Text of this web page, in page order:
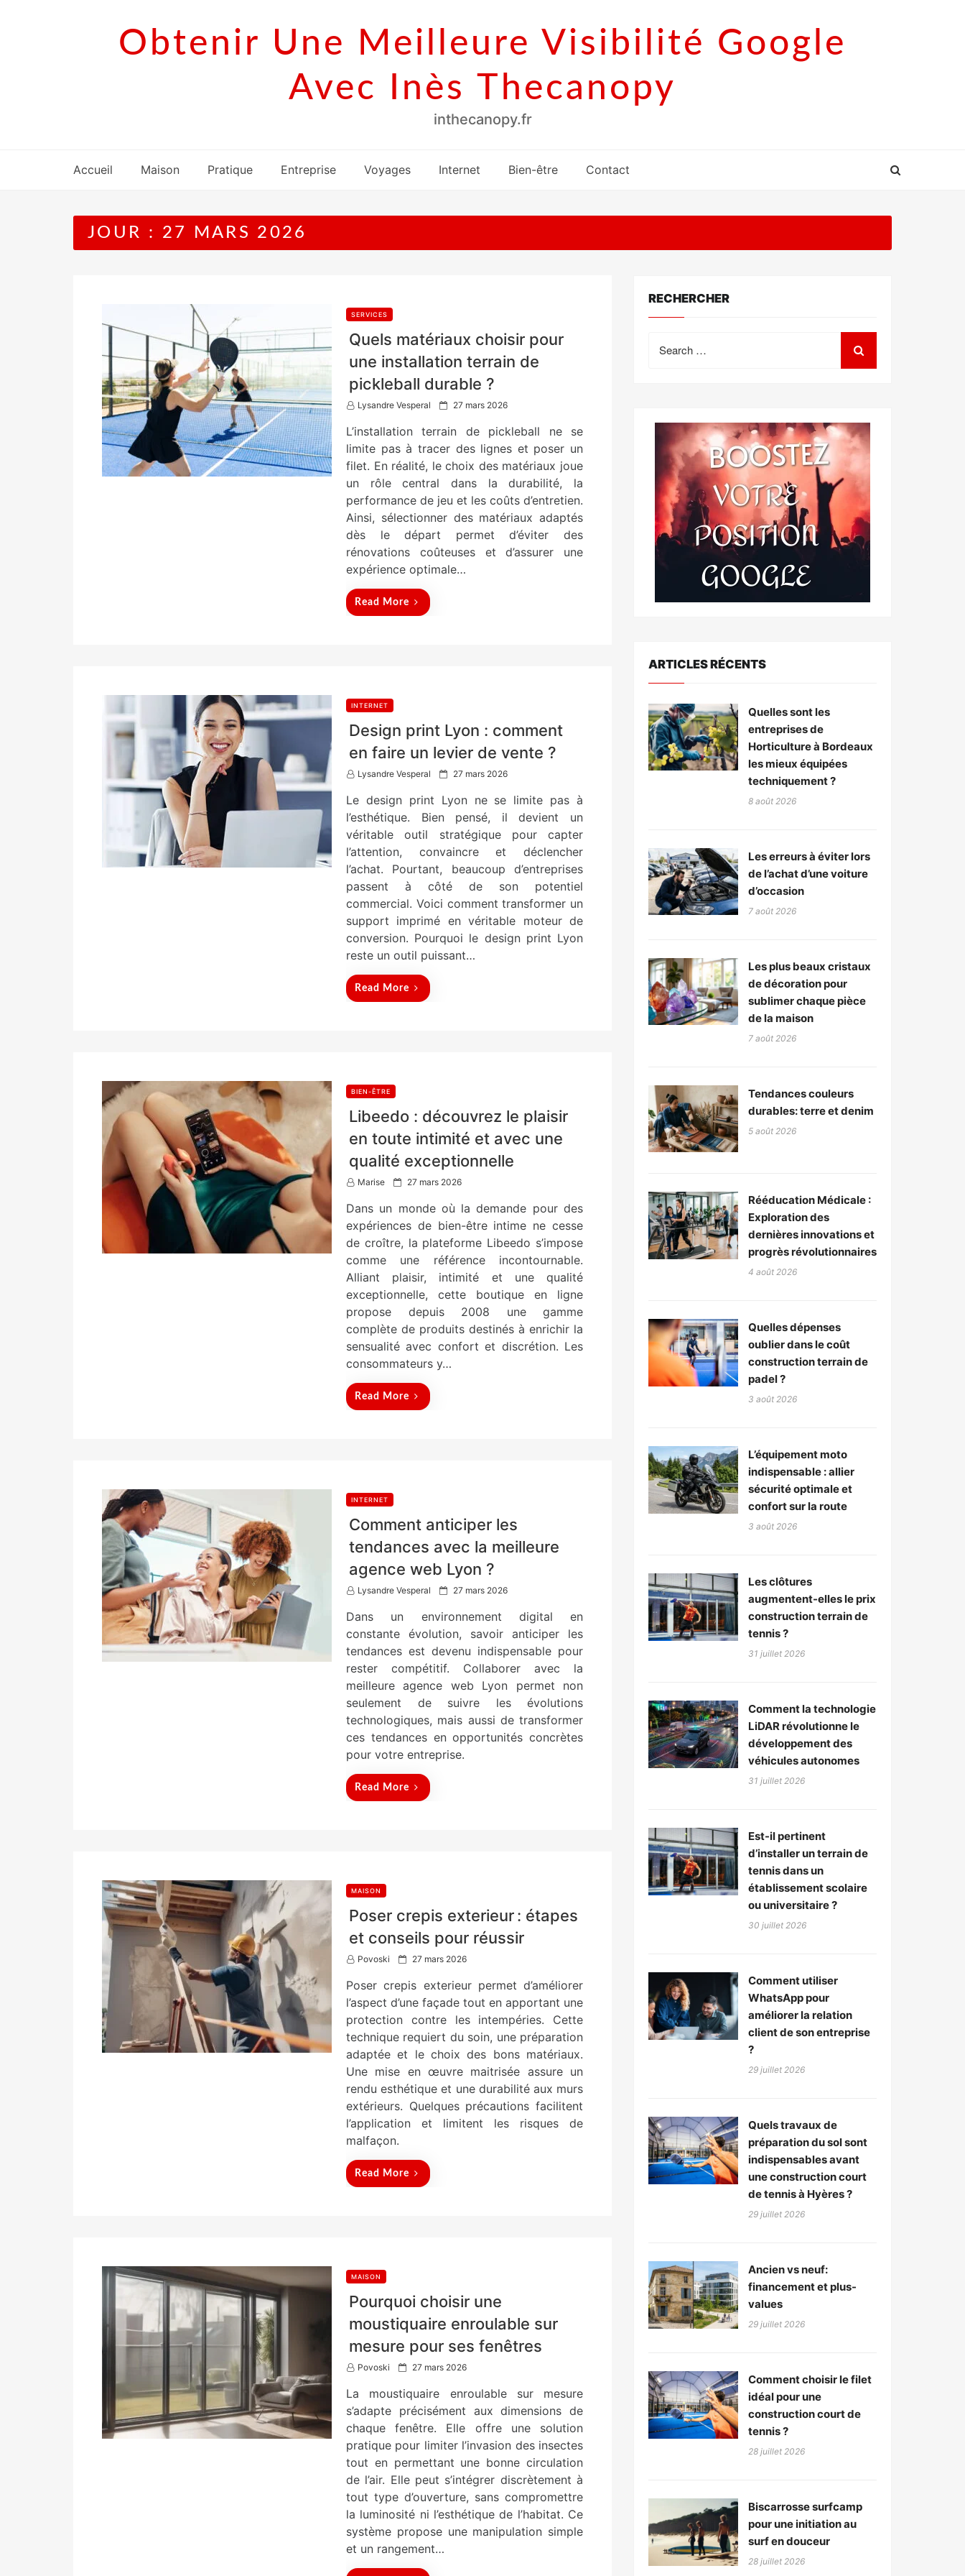
Obtenir Une Meilleure Visibilité Google
Avec Inès Thecanopy
inthecanopy.fr
Accueil Maison Pratique Entreprise Voyages Internet Bien-être Contact
JOUR : 27 MARS 2026
SERVICES
Quels matériaux choisir pour
une installation terrain de
pickleball durable ?
Lysandre Vesperal
P
s
e
d
o
27 mars 2026
L’installation terrain de pickleball ne se
limite pas à tracer des lignes et poser un
filet. En réalité, le choix des matériaux joue
un rôle central dans la durabilité, la
performance de jeu et les coûts d’entretien.
Ainsi, sélectionner des matériaux adaptés
dès le départ permet d’éviter des
rénovations coûteuses et d’assurer une
expérience optimale…
Read More
INTERNET
Design print Lyon : comment
en faire un levier de vente ?
Lysandre Vesperal
P
s
d
o
27 mars 2026
Le design print Lyon ne se limite pas à
l’esthétique. Bien pensé, il devient un
véritable outil stratégique pour capter
l’attention, convaincre et déclencher
l’achat. Pourtant, beaucoup d’entreprises
passent à côté de son potentiel
commercial. Voici comment transformer un
support imprimé en véritable moteur de
conversion. Pourquoi le design print Lyon
reste un outil puissant…
Read More
BIEN-ÊTRE
Libeedo : découvrez le plaisir
en toute intimité et avec une
qualité exceptionnelle
Marise
P
s
e
d
o
n
27 mars 2026
Dans un monde où la demande pour des
expériences de bien-être intime ne cesse
de croître, la plateforme Libeedo s’impose
comme une référence incontournable.
Alliant plaisir, intimité et une qualité
exceptionnelle, cette boutique en ligne
propose depuis 2008 une gamme
complète de produits destinés à enrichir la
sensualité avec confort et discrétion. Les
consommateurs y…
Read More
INTERNET
Comment anticiper les
tendances avec la meilleure
agence web Lyon ?
Lysandre Vesperal
P
s
e
d
o
27 mars 2026
Dans un environnement digital en
constante évolution, savoir anticiper les
tendances est devenu indispensable pour
rester compétitif. Collaborer avec la
meilleure agence web Lyon permet non
seulement de suivre les évolutions
technologiques, mais aussi de transformer
ces tendances en opportunités concrètes
pour votre entreprise.
Read More
MAISON
Poser crepis exterieur : étapes
et conseils pour réussir
Povoski
P
s
e
o
n
27 mars 2026
Poser crepis exterieur permet d’améliorer
l’aspect d’une façade tout en apportant une
protection contre les intempéries. Cette
technique requiert du soin, une préparation
adaptée et le choix des bons matériaux.
Une mise en œuvre maitrisée assure un
rendu esthétique et une durabilité aux murs
extérieurs. Quelques précautions facilitent
l’application et limitent les risques de
malfaçon.
Read More
MAISON
Pourquoi choisir une
moustiquaire enroulable sur
mesure pour ses fenêtres
Povoski
P
s
e
d
o
27 mars 2026
La moustiquaire enroulable sur mesure
s’adapte précisément aux dimensions de
chaque fenêtre. Elle offre une solution
pratique pour limiter l’invasion des insectes
tout en permettant une bonne circulation
de l’air. Elle peut s’intégrer discrètement à
tout type d’ouverture, sans compromettre
la luminosité ni l’esthétique de l’habitat. Ce
système propose une manipulation simple
et un rangement…
RECHERCHER
for:
ARTICLES RÉCENTS
Quelles sont les
entreprises de
Horticulture à Bordeaux
les mieux équipées
techniquement ?
8 août 2026
Les erreurs à éviter lors
de l’achat d’une voiture
d’occasion
7 août 2026
Les plus beaux cristaux
de décoration pour
sublimer chaque pièce
de la maison
7 août 2026
Tendances couleurs
durables: terre et denim
5 août 2026
Rééducation Médicale :
Exploration des
dernières innovations et
progrès révolutionnaires
4 août 2026
Quelles dépenses
oublier dans le coût
construction terrain de
padel ?
3 août 2026
L’équipement moto
indispensable : allier
sécurité optimale et
confort sur la route
3 août 2026
Les clôtures
augmentent-elles le prix
construction terrain de
tennis ?
31 juillet 2026
Comment la technologie
LiDAR révolutionne le
développement des
véhicules autonomes
31 juillet 2026
Est-il pertinent
d’installer un terrain de
tennis dans un
établissement scolaire
ou universitaire ?
30 juillet 2026
Comment utiliser
WhatsApp pour
améliorer la relation
client de son entreprise
?
29 juillet 2026
Quels travaux de
préparation du sol sont
indispensables avant
une construction court
de tennis à Hyères ?
29 juillet 2026
Ancien vs neuf:
financement et plus-
values
29 juillet 2026
Comment choisir le filet
idéal pour une
construction court de
tennis ?
28 juillet 2026
Biscarrosse surfcamp
pour une initiation au
surf en douceur
28 juillet 2026